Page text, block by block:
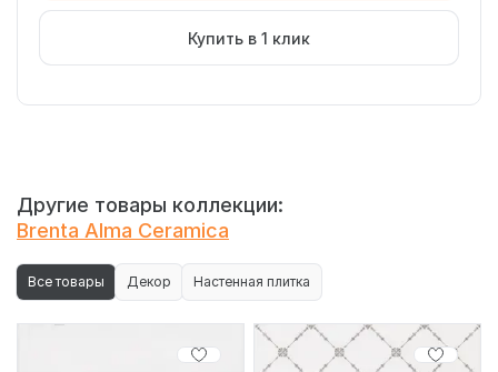
Купить в 1 клик
глазурованная плитка с геометрическим узором в виде
ромбов. Цветовая гамма - кофейная. Тип обработки -
необрезной, для небольших ванных комнат.
Другие товары коллекции:
Brenta Alma Ceramica
Все товары Декор Настенная плитка